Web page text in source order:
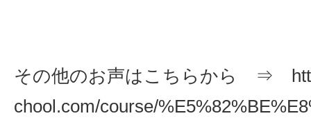
その他のお声はこちらから ⇒
chool.com/course/